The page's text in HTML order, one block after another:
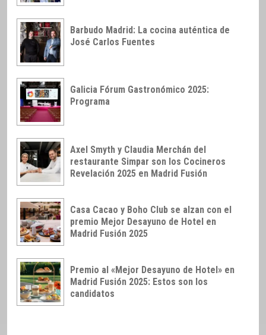
Barbudo Madrid: La cocina auténtica de
José Carlos Fuentes
Galicia Fórum Gastronómico 2025:
Programa
Axel Smyth y Claudia Merchán del
restaurante Simpar son los Cocineros
Revelación 2025 en Madrid Fusión
Casa Cacao y Boho Club se alzan con el
premio Mejor Desayuno de Hotel en
Madrid Fusión 2025
Premio al «Mejor Desayuno de Hotel» en
Madrid Fusión 2025: Estos son los
candidatos